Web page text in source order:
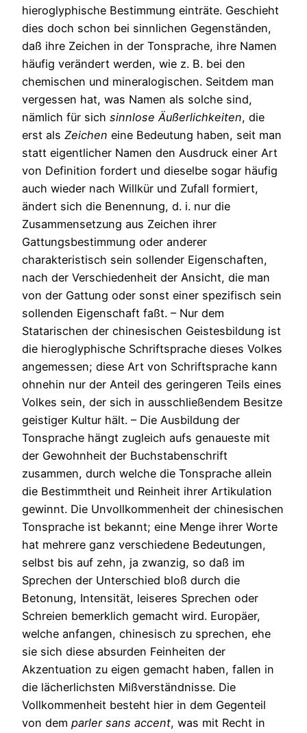
hieroglyphische Bestimmung einträte. Geschieht
dies doch schon bei sinnlichen Gegenständen,
daß ihre Zeichen in der Tonsprache, ihre Namen
häufig verändert werden, wie z. B. bei den
chemischen und mineralogischen. Seitdem man
vergessen hat, was Namen als solche sind,
nämlich für sich sinnlose Äußerlichkeiten, die
erst als Zeichen eine Bedeutung haben, seit man
statt eigentlicher Namen den Ausdruck einer Art
von Definition fordert und dieselbe sogar häufig
auch wieder nach Willkür und Zufall formiert,
ändert sich die Benennung, d. i. nur die
Zusammensetzung aus Zeichen ihrer
Gattungsbestimmung oder anderer
charakteristisch sein sollender Eigenschaften,
nach der Verschiedenheit der Ansicht, die man
von der Gattung oder sonst einer spezifisch sein
sollenden Eigenschaft faßt. – Nur dem
Statarischen der chinesischen Geistesbildung ist
die hieroglyphische Schriftsprache dieses Volkes
angemessen; diese Art von Schriftsprache kann
ohnehin nur der Anteil des geringeren Teils eines
Volkes sein, der sich in ausschließendem Besitze
geistiger Kultur hält. – Die Ausbildung der
Tonsprache hängt zugleich aufs genaueste mit
der Gewohnheit der Buchstabenschrift
zusammen, durch welche die Tonsprache allein
die Bestimmtheit und Reinheit ihrer Artikulation
gewinnt. Die Unvollkommenheit der chinesischen
Tonsprache ist bekannt; eine Menge ihrer Worte
hat mehrere ganz verschiedene Bedeutungen,
selbst bis auf zehn, ja zwanzig, so daß im
Sprechen der Unterschied bloß durch die
Betonung, Intensität, leiseres Sprechen oder
Schreien bemerklich gemacht wird. Europäer,
welche anfangen, chinesisch zu sprechen, ehe
sie sich diese absurden Feinheiten der
Akzentuation zu eigen gemacht haben, fallen in
die lächerlichsten Mißverständnisse. Die
Vollkommenheit besteht hier in dem Gegenteil
von dem parler sans accent, was mit Recht in